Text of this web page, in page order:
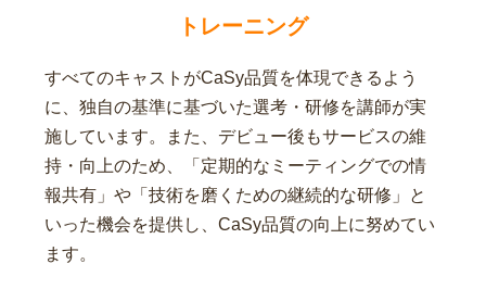
トレーニング
すべてのキャストがCaSy品質を体現できるよう
に、独自の基準に基づいた選考・研修を講師が実
施しています。また、デビュー後もサービスの維
持・向上のため、「定期的なミーティングでの情
報共有」や「技術を磨くための継続的な研修」と
いった機会を提供し、CaSy品質の向上に努めてい
ます。